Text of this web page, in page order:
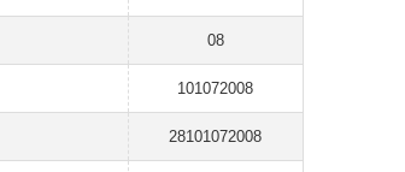
08
101072008
28101072008